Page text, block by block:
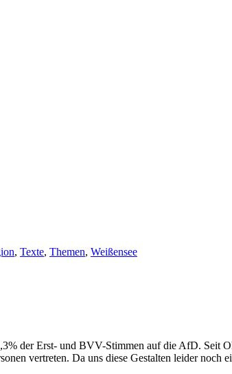
, Texte, Themen, Weißensee
der Erst- und BVV-Stimmen auf die AfD. Seit
vertreten. Da uns diese Gestalten leider noch